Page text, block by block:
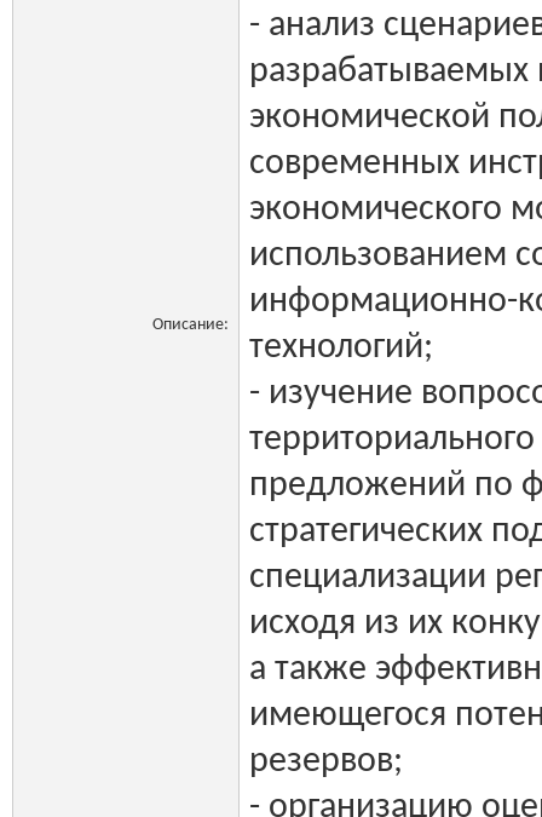
Описание:
- анализ
экономической
современных
экономического
использованием
информационно-
технологий;
- изучение
предложений по
стратегических
специализации
исходя из их
а также
имеющегося
резервов;
- организацию